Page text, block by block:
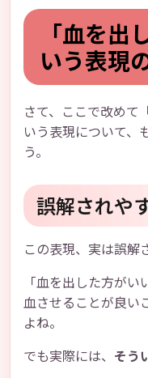
「血を出
いう表現
さて、ここで改めて
いう表現について、
う。
誤解されや
この表現、実は誤解
「血を出した方が
血させることが良い
よね。
でも実際には、 そう